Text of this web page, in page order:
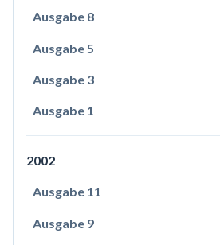
Ausgabe 8
Ausgabe 5
Ausgabe 3
Ausgabe 1
2002
Ausgabe 11
Ausgabe 9